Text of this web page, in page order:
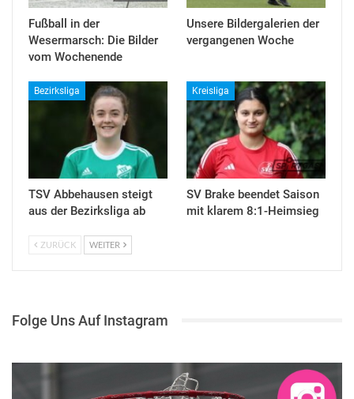
Fußball in der
Wesermarsch: Die Bilder
vom Wochenende
Unsere Bildergalerien der
vergangenen Woche
Bezirksliga
TSV Abbehausen steigt
aus der Bezirksliga ab
Kreisliga
SV Brake beendet Saison
mit klarem 8:1-Heimsieg
ZURÜCK WEITER
Folge Uns Auf Instagram